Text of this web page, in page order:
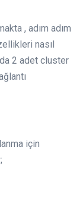
, adım adım
nasıl
2 adet cluster
için